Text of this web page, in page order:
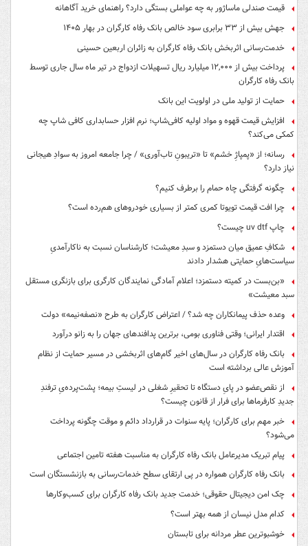
قیمت صندلی ماساژور به چه عواملی بستگی دارد؟ راهنمای خرید آگاهانه
جهش بیش از ۳۳ برابری سود خالص بانک رفاه کارگران در بهار ۱۴۰۵
خدمت‌رسانی اثربخش بانک رفاه کارگران به زائران اربعین حسینی
پرداخت بیش از ۱۲,۰۰۰ میلیارد ریال تسهیلات ازدواج در تیر ماه سال جاری توسط
بانک رفاه کارگران
حمایت از تولید ملی در اولویت این بانک
افزایش قیمت قهوه و مواد اولیه کافی‌شاپ؛ نرم افزار حسابداری کافی شاپ چه
کمکی می‌کند؟
رسانه؛ از «پمپاژِ خشم» تا «تریبونِ تاب‌آوری» / چرا جامعه امروز به سوادِ هیجانی
نیاز دارد؟
چگونه گرفتگی چاه حمام را برطرف کنیم؟
چرا افت قیمت تویوتا کمری کمتر از بسیاری خودروهای هم‌رده است؟
چاپ uv dtf چیست؟
شکافِ عمیق میان دستمزد و سبدِ معیشت؛ کارشناسان نسبت به ناکارآمدیِ
سیاست‌هایِ حمایتی هشدار دادند
«بن‌بست در کمیته دستمزد؛ اعلام آمادگی نمایندگان کارگری برای بازنگری مستقل
سبد معیشت»
وعده حذف پیمانکاران چه شد؟ / اعتراض کارگران به طرح «نصفه‌نیمه» دولت
اقتدار ایرانی؛ وقتی فناوری بومی، برترین پدافندهای جهان را به زانو درآورد
بانک رفاه کارگران در سال‌های اخیر گام‌های اثربخشی در مسیر حمایت از نظام
آموزش عالی برداشته است
از نقص‌عضو در پایِ دستگاه تا تحقیرِ شغلی در لیستِ بیمه؛ پشت‌پرده‌یِ ترفندِ
جدیدِ کارفرماها برای فرار از قانون چیست؟
خبر مهم برای کارگران؛ پایه سنوات در قرارداد دائم و موقت چگونه پرداخت
می‌شود؟
پیام تبریک مدیرعامل بانک رفاه کارگران به مناسبت هفته تامین اجتماعی
بانک رفاه کارگران همواره در پی ارتقای سطح خدمات‌رسانی به بازنشستگان است
چک امن دیجیتال حقوقی؛ خدمت جدید بانک رفاه کارگران برای کسب‌وکارها
کدام مدل نیسان از همه بهتر است؟
خوشبوترین عطر مردانه برای تابستان